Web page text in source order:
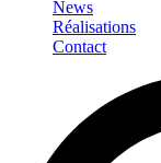
News
Réalisations
Contact